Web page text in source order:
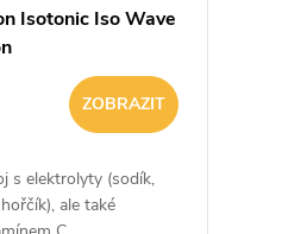
Isotonic Iso Wave
ZOBRAZIT
s elektrolyty (sodík,
ale také